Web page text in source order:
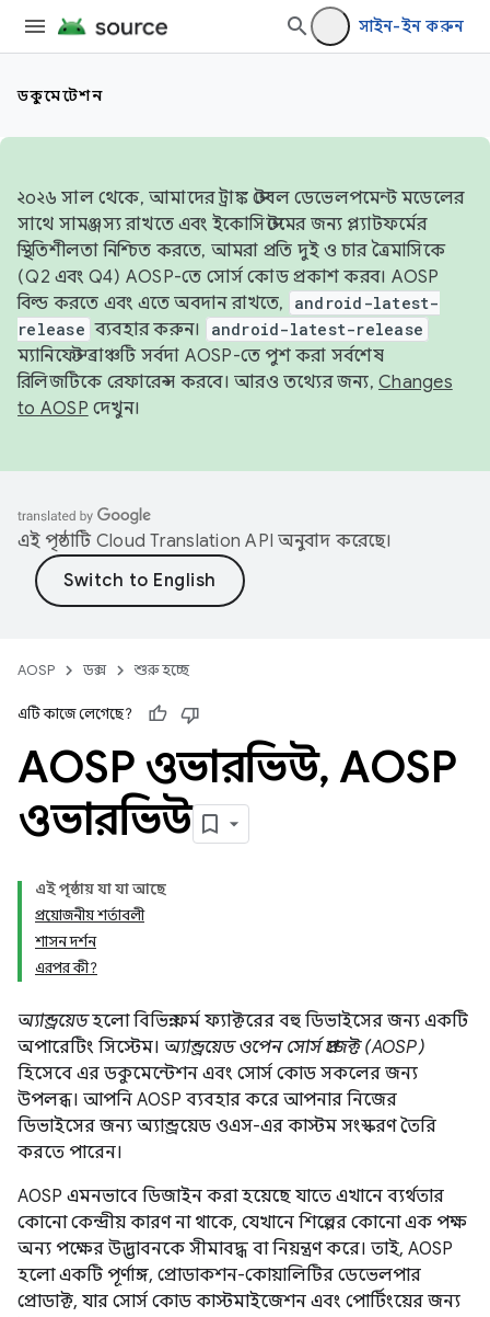
সাইন-ইন করুন
ডকুমেন্টেশন
২০২৬ সাল থেকে, আমাদের ট্রাঙ্ক স্টেবল ডেভেলপমেন্ট মডেলের
সাথে সামঞ্জস্য রাখতে এবং ইকোসিস্টেমের জন্য প্ল্যাটফর্মের
স্থিতিশীলতা নিশ্চিত করতে, আমরা প্রতি দুই ও চার ত্রৈমাসিকে
(Q2 এবং Q4) AOSP-তে সোর্স কোড প্রকাশ করব। AOSP
বিল্ড করতে এবং এতে অবদান রাখতে,
android-latest-
release ব্যবহার করুন। android-latest-release
ম্যানিফেস্ট ব্রাঞ্চটি সর্বদা AOSP-তে পুশ করা সর্বশেষ
রিলিজটিকে রেফারেন্স করবে। আরও তথ্যের জন্য, Changes
to AOSP দেখুন।
এই পৃষ্ঠাটি Cloud Translation API অনুবাদ করেছে।
AOSP ডক্স শুরু হচ্ছে
এটি কাজে লেগেছে?
AOSP ওভারভিউ, AOSP
ওভারভিউ
এই পৃষ্ঠায় যা যা আছে
প্রয়োজনীয় শর্তাবলী
শাসন ​​দর্শন
এরপর কী?
অ্যান্ড্রয়েডহলো বিভিন্ন ফর্ম ফ্যাক্টরের বহু ডিভাইসের জন্য একটি
অপারেটিং সিস্টেম। অ্যান্ড্রয়েড ওপেন সোর্স প্রজেক্ট (AOSP)
হিসেবে এর ডকুমেন্টেশন এবং সোর্স কোড সকলের জন্য
উপলব্ধ। আপনি AOSP ব্যবহার করে আপনার নিজের
ডিভাইসের জন্য অ্যান্ড্রয়েড ওএস-এর কাস্টম সংস্করণ তৈরি
করতে পারেন।
AOSP এমনভাবে ডিজাইন করা হয়েছে যাতে এখানে ব্যর্থতার
কোনো কেন্দ্রীয় কারণ না থাকে, যেখানে শিল্পের কোনো এক পক্ষ
অন্য পক্ষের উদ্ভাবনকে সীমাবদ্ধ বা নিয়ন্ত্রণ করে। তাই, AOSP
হলো একটি পূর্ণাঙ্গ, প্রোডাকশন-কোয়ালিটির ডেভেলপার
প্রোডাক্ট, যার সোর্স কোড কাস্টমাইজেশন এবং পোর্টিংয়ের জন্য